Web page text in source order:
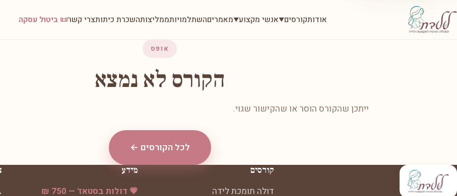
אודותקורסים▼אנשי מקצוע▼מאמריםהשתלמויותממליצותהשכרת כיתותצרי קשר📜 ביטול עסקה
אופס
הקורס לא נמצא
ייתכן שהקורס הוסר או שהקישור שגוי.
לכל הקורסים ←
קורסים
דולה תומכת לידה
מידע
💗 דולות בסטאז' — 750 ₪